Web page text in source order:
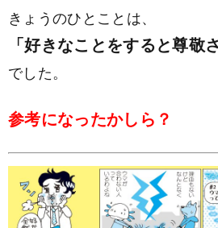
きょうのひとことは、
「好きなことをすると尊敬
でした。
参考になったかしら？